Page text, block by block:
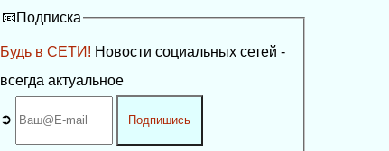
📧Подписка
Будь в СЕТИ! Новости социальных сетей -
всегда актуальное
➲ Подпишись